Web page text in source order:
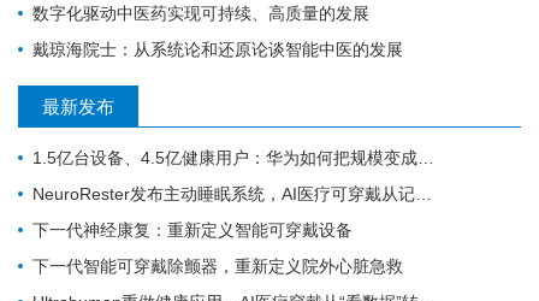
数字化驱动中医药实现可持续、高质量的发展
戴琼海院士：从系统论和还原论谈智能中医的发展
最新发布
1.5亿台设备、4.5亿健康用户：华为如何把规模变成数据
NeuroRester发布主动睡眠系统，AI医疗可穿戴从记录走向反馈
下一代神经康复：重新定义智能可穿戴设备
下一代智能可穿戴除颤器，重新定义院外心脏急救